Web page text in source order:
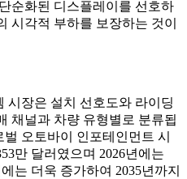
순화된 디스플레이를 선호하
시각적 부하를 보장하는 것이
시장은 설치 선호도와 라이딩
채널과 차량 유형별로 분류됩
오토바이 인포테인먼트 시
만 달러였으며 2026년에는
는 더욱 증가하여 2035년까지